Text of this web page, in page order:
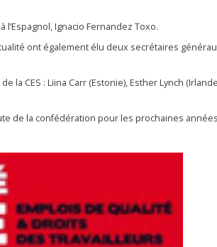
Ignacio Fernandez Toxo.
ont également élu deux secrétaires
CES : Liina Carr (Estonie), Esther Lynch
de la confédération pour les prochaines